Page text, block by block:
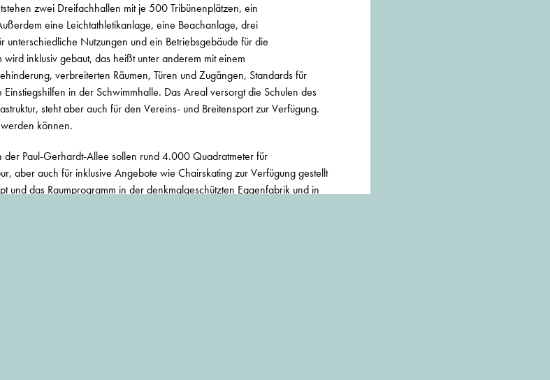
zwei Dreifachhallen mit je 500 Tribünenplätzen, ein
eine Leichtathletikanlage, eine Beachanlage, drei
unterschiedliche Nutzungen und ein Betriebsgebäude für die
inklusiv gebaut, das heißt unter anderem mit einem
verbreiterten Räumen, Türen und Zugängen, Standards für
in der Schwimmhalle. Das Areal versorgt die Schulen des
steht aber auch für den Vereins- und Breitensport zur Verfügung.
können.
der Paul-Gerhardt-Allee sollen rund 4.000 Quadratmeter für
aber auch für inklusive Angebote wie Chairskating zur Verfügung gestellt
und das Raumprogramm in der denkmalgeschützten Eggenfabrik und in